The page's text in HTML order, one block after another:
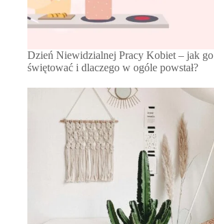
Dzień Niewidzialnej Pracy Kobiet – jak go
świętować i dlaczego w ogóle powstał?